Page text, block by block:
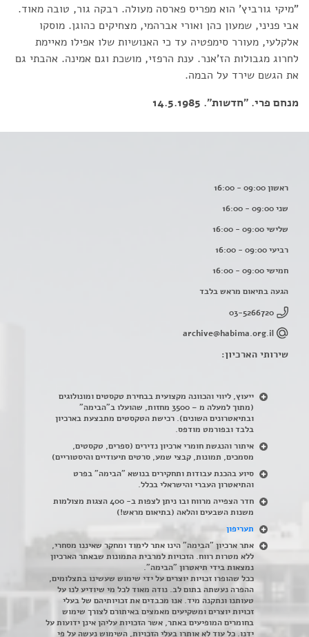
"מיקי גורביץ' הוא מפריס פארסה מעולה. רבקה גור, טובה מאוד.
אבי פניני, שמעון כהן ואורי אברהמי, מצחיקים כהוגן. מוסקו
אלקלעי, מעורר סימפטיה עד כי האנושיות שלו אפילו מאיימת
לחרוג מגבולות הז'אנר. ענת הרפזי, מושכת וגם אמינה. אהבתי גם
את הגשם שירד על הבמה.
מנחם פרי. "חדשות". 14.5.1985
ראשון 09:00 - 16:00
שני 09:00 - 16:00
שלישי 09:00 - 16:00
רביעי 09:00 - 16:00
חמישי 09:00 - 16:00
הגעה בתיאום מראש בלבד
03-5266720
archive@habima.org.il
שירותי הארכיון:
ייעוץ, ליווי והכוונה מקצועית בבחירת טקסטים ומונולוגים
(מתוך למעלה מ – 3500 מחזות, שהועלו ב"הבימה"
ובתיאטרונים השונים). רכישת הטקסטים מתבצעת בארכיון
בלבד ובפורמט מודפס.
איתור והנגשת חומרי ארכיון נדירים (ספרים, טקסטים,
מסמכים, תמונות, קבצי שמע, סרטים תיעודיים והיסטוריים)
סיוע בהכנת עבודות ותחקירים בנושא "הבימה" בפרט
והתיאטרון העברי והישראלי בכלל.
חדר הצפייה מרווח ובו ניתן לצפות ב- 400 הצגות מצולמות
משנות השבעים והלאה (בתיאום מראש!)
תעריפון
אתר ארכיון "הבימה" הינו אתר לימוד ומחקר שאיננו מסחרי,
ללא מטרות רווח. הזכויות למרבית התמונות שבאתר הארכיון
נמצאות בידי תיאטרון "הבימה".
ככל שהופרו זכויות יוצרים על ידי שימוש שעשינו בתצלומים,
ההפרה נעשתה בתום לב. נודה מאוד לכל מי שיודיע לנו על
טעותנו ונתקנה מיד. אנו מכבדים את זכויותיהם של בעלי
זכויות יוצרים ומשקיעים מאמצים באיתורם לצורך שימוש
בחומרים המופיעים באתר, אשר הזכויות עליהן אינן ידועות על
ידנו. כל עוד לא אותרו בעלי הזכויות, השימוש נעשה על פי